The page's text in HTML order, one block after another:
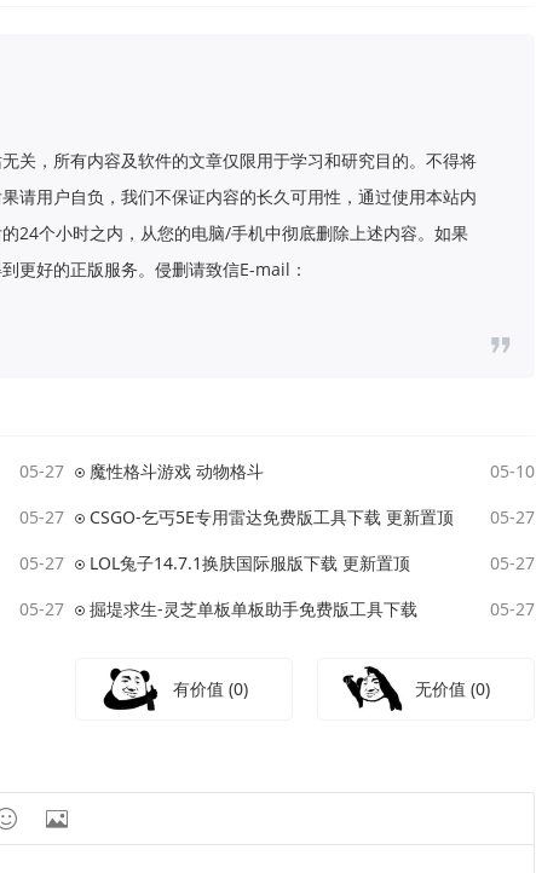
关，所有内容及软件的文章仅限用于学习和研究目的。不得将
请用户自负，我们不保证内容的长久可用性，通过使用本站内
24个小时之内，从您的电脑/手机中彻底删除上述内容。如果
更好的正版服务。侵删请致信E-mail：
05-27 魔性格斗游戏 动物格斗
05-10
05-27 CSGO-乞丐5E专用雷达免费版工具下载 更新置顶
05-27
05-27 LOL兔子14.7.1换肤国际服版下载 更新置顶
05-27
05-27 掘堤求生-灵芝单板单板助手免费版工具下载 05-27
有价值(0) 无价值(0)
